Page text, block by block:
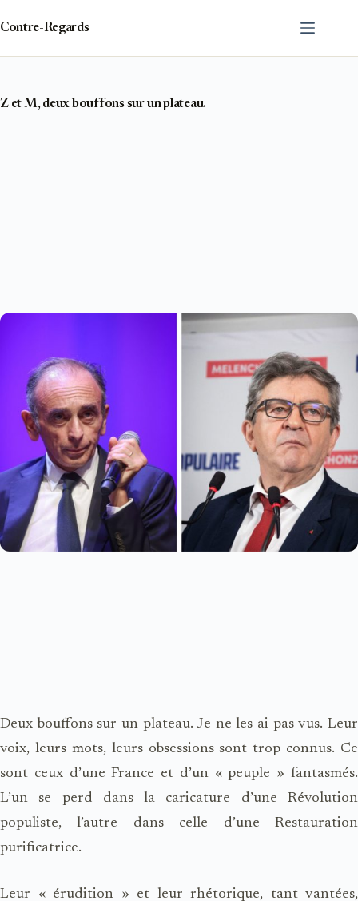
contenu
Contre-Regards
Z et M, deux bouffons sur un plateau.
Deux bouffons sur un plateau. Je ne les ai pas vus. Leur
voix, leurs mots, leurs obsessions sont trop connus. Ce
sont ceux d’une France et d’un « peuple » fantasmés.
L’un se perd dans la caricature d’une Révolution
populiste, l’autre dans celle d’une Restauration
purificatrice.
Leur « érudition » et leur rhétorique, tant vantées,